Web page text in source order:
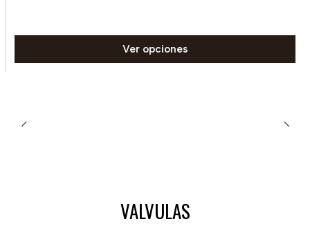
Ver opciones
VALVULAS